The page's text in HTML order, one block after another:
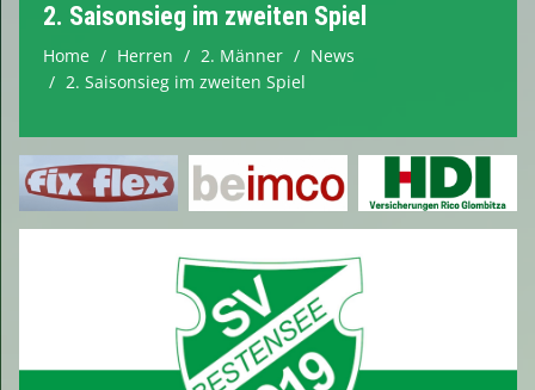
Anmeldung zum Probetraining
Verein
2. Saisonsieg im zweiten Spiel
Home Herren 2. Männer
News
2. Saisonsieg im zweiten Spiel